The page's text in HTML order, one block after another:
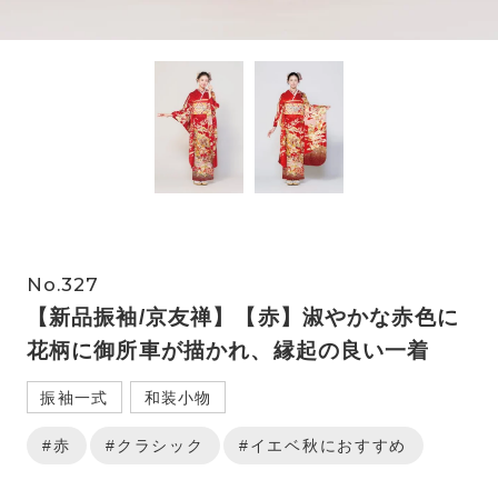
No.327
【新品振袖/京友禅】【赤】淑やかな赤色に
花柄に御所車が描かれ、縁起の良い一着
振袖一式 和装小物
#赤 #クラシック #イエベ秋におすすめ